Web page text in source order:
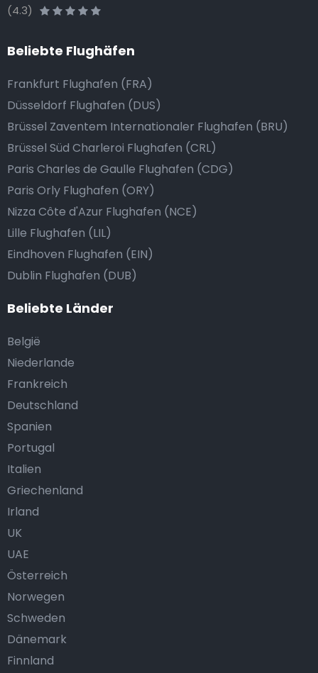
(4.3)
Beliebte Flughäfen
Frankfurt Flughafen (FRA)
Düsseldorf Flughafen (DUS)
Brüssel Zaventem Internationaler Flughafen (BRU)
Brüssel Süd Charleroi Flughafen (CRL)
Paris Charles de Gaulle Flughafen (CDG)
Paris Orly Flughafen (ORY)
Nizza Côte d'Azur Flughafen (NCE)
Lille Flughafen (LIL)
Eindhoven Flughafen (EIN)
Dublin Flughafen (DUB)
Beliebte Länder
België
Niederlande
Frankreich
Deutschland
Spanien
Portugal
Italien
Griechenland
Irland
UK
UAE
Österreich
Norwegen
Schweden
Dänemark
Finnland